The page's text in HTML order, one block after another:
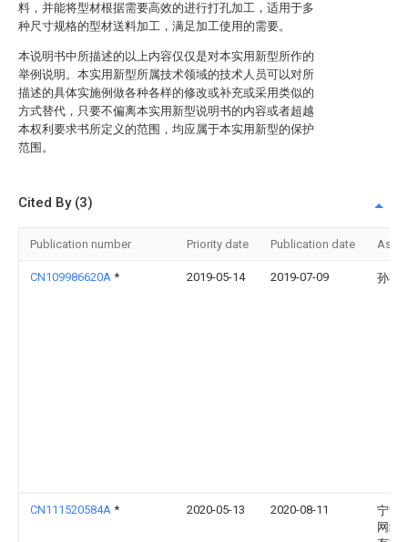
料，并能将型材根据需要高效的进行打孔加工，适用于多
种尺寸规格的型材送料加工，满足加工使用的需要。
本说明书中所描述的以上内容仅仅是对本实用新型所作的
举例说明。本实用新型所属技术领域的技术人员可以对所
描述的具体实施例做各种各样的修改或补充或采用类似的
方式替代，只要不偏离本实用新型说明书的内容或者超越
本权利要求书所定义的范围，均应属于本实用新型的保护
范围。
Cited By (3)
Publication number Priority date Publication date
CN109986620A * 2019-05-14 2019-07-09 孙芬
CN111520584A * 2020-05-13 2020-08-11
宁波
网络